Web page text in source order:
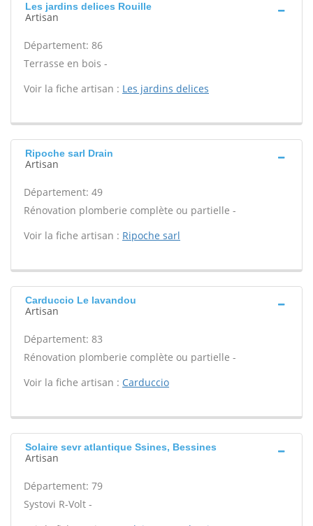
Les jardins delices Rouille
Artisan
Département: 86
Terrasse en bois -
Voir la fiche artisan : Les jardins delices
Ripoche sarl Drain
Artisan
Département: 49
Rénovation plomberie complète ou partielle -
Voir la fiche artisan : Ripoche sarl
Carduccio Le lavandou
Artisan
Département: 83
Rénovation plomberie complète ou partielle -
Voir la fiche artisan : Carduccio
Solaire sevr atlantique Ssines, Bessines
Artisan
Département: 79
Systovi R-Volt -